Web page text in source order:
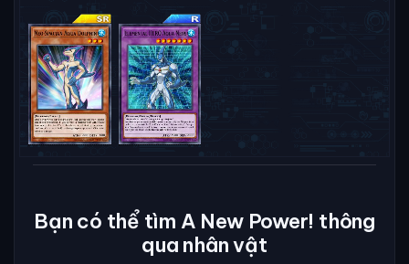
Bạn có thể tìm A New Power! thông
qua nhân vật